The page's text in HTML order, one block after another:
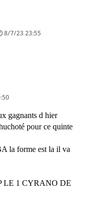
8/7/23 23:55
gagnants d hier
pour ce quinte
la forme est la il va
LE 1 CYRANO DE